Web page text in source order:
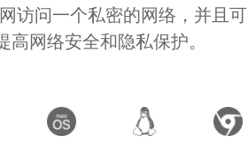
访问一个私密的网络，并且可
网络安全和隐私保护。